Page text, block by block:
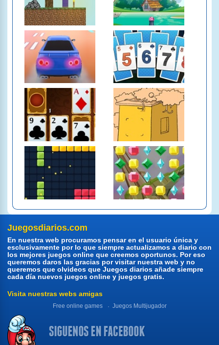
Juegosdiarios.com
En nuestra web procuramos pensar en el usuario única y
esclusivamente por lo que siempre actualizamos a diario con
los mejores juegos online que creemos oportunos. Por eso
queremos daros las gracias por visitar nuestra web y no
queremos que olvideos que Juegos diarios añade siempre
cada día nuevos juegos online y juegos gratis.
Visita nuestras webs amigas
Free online games Juegos Multijugador